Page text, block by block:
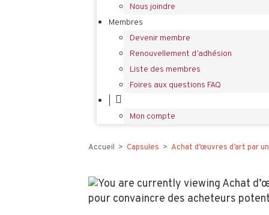
Nous joindre
Membres
Devenir membre
Renouvellement d’adhésion
Liste des membres
Foires aux questions FAQ
Mon compte
Accueil > Capsules > Achat d’œuvres d’art par